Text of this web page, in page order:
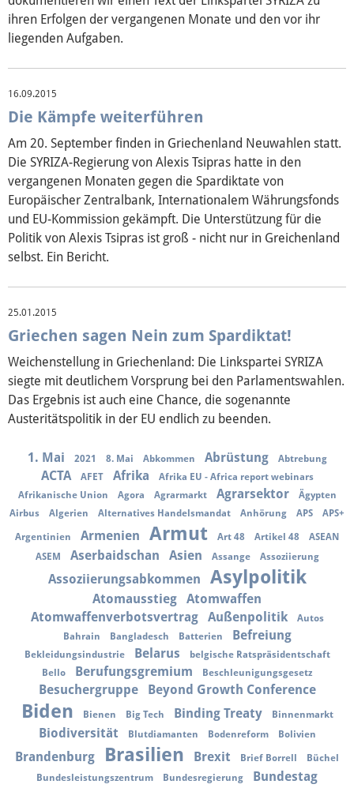
Über mich
Vor Ort
Reden
Termine
Presse
Mediathek
ihren Erfolgen der vergangenen Monate und den vor ihr
liegenden Aufgaben.
16.09.2015
Die Kämpfe weiterführen
Am 20. September finden in Griechenland Neuwahlen statt.
Die SYRIZA-Regierung von Alexis Tsipras hatte in den
vergangenen Monaten gegen die Spardiktate von
Europäischer Zentralbank, Internationalem Währungsfonds
und EU-Kommission gekämpft. Die Unterstützung für die
Politik von Alexis Tsipras ist groß - nicht nur in Greichenland
selbst. Ein Bericht.
25.01.2015
Griechen sagen Nein zum Spardiktat!
Weichenstellung in Griechenland: Die Linkspartei SYRIZA
siegte mit deutlichem Vorsprung bei den Parlamentswahlen.
Das Ergebnis ist auch eine Chance, die sogenannte
Austeritätspolitik in der EU endlich zu beenden.
1. Mai 2021 8. Mai Abkommen Abrüstung Abtrebung
ACTA AFET Afrika
Afrika EU - Africa report webinars
Afrikanische Union
Agora Agrarmarkt Agrarsektor
Ägypten
Airbus
Algerien Alternatives Handelsmandat Anhörung APS APS+
Argentinien Armenien Armut Art 48 Artikel 48
ASEAN
ASEM
Aserbaidschan Asien Assange Assoziierung
Assoziierungsabkommen Asylpolitik
Atomausstieg
Atomwaffen
Atomwaffenverbotsvertrag
Außenpolitik
Autos
Bahrain
Bangladesch Batterien Befreiung
Bekleidungsindustrie Belarus
belgische Ratspräsidentschaft
Bello
Berufungsgremium Beschleunigungsgesetz
Besuchergruppe Beyond Growth Conference
Biden Bienen Big Tech Binding Treaty Binnenmarkt
Biodiversität Blutdiamanten Bodenreform Bolivien
Brandenburg Brasilien Brexit Brief Borrell
Büchel
Bundesleistungszentrum
Bundesregierung
Bundestag